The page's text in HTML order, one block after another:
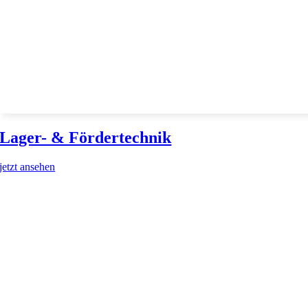
Lager- & Fördertechnik
jetzt ansehen